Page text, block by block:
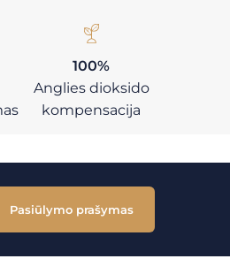
100%
Anglies dioksido
kompensacija
Pasiūlymo prašymas